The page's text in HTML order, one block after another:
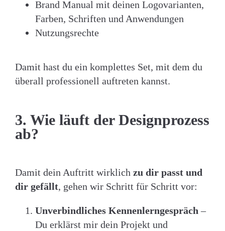
Brand Manual mit deinen Logovarianten,
Farben, Schriften und Anwendungen
Nutzungsrechte
Damit hast du ein komplettes Set, mit dem du
überall professionell auftreten kannst.
3. Wie läuft der Designprozess
ab?
Damit dein Auftritt wirklich zu dir passt und
dir gefällt, gehen wir Schritt für Schritt vor:
Unverbindliches Kennenlerngespräch –
Du erklärst mir dein Projekt und